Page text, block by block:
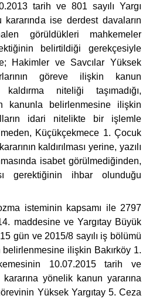
tarih ve 801 sayılı Yargı
ise derdest davaların
görüldükleri mahkemeler
belirtildiği gerekçesiyle
Hakimler ve Savcılar Yüksek
göreve ilişkin kanun
niteliği taşımadığı,
kanunla belirlenmesine ilişkin
idari nitelikte bir işlemle
Küçükçekmece 1. Çocuk
kaldırılması yerine, yazılı
isabet görülmediğinden,
gerektiğinin ihbar olunduğu
isteminin kapsamı ile 2797
maddesine ve Yargıtay Büyük
gün ve 2015/8 sayılı iş bölümü
belirlenmesine ilişkin Bakırköy 1.
10.07.2015 tarih ve
yönelik kanun yararına
Yüksek Yargıtay 5. Ceza